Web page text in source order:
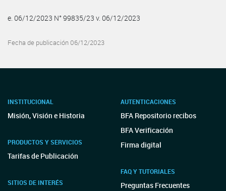
e. 06/12/2023 N° 99835/23 v. 06/12/2023
Fecha de publicación 06/12/2023
INSTITUCIONAL
Misión, Visión e Historia
PRODUCTOS Y SERVICIOS
Tarifas de Publicación
SITIOS DE INTERÉS
AUTENTICACIONES
BFA Repositorio recibos
BFA Verificación
Firma digital
FAQ Y TUTORIALES
Preguntas Frecuentes